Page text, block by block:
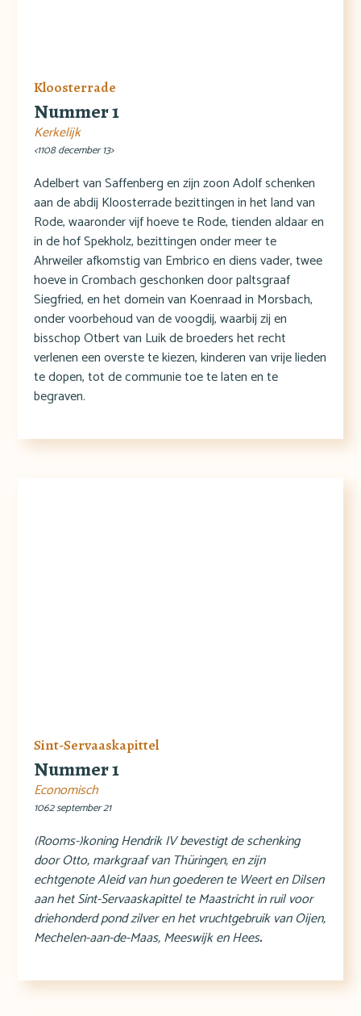
Kloosterrade
Nummer 1
Kerkelijk
<1108 december 13>
Adelbert van Saffenberg en zijn zoon Adolf schenken
aan de abdij Kloosterrade bezittingen in het land van
Rode, waaronder vijf hoeve te Rode, tienden aldaar en
in de hof Spekholz, bezittingen onder meer te
Ahrweiler afkomstig van Embrico en diens vader, twee
hoeve in Crombach geschonken door paltsgraaf
Siegfried, en het domein van Koenraad in Morsbach,
onder voorbehoud van de voogdij, waarbij zij en
bisschop Otbert van Luik de broeders het recht
verlenen een overste te kiezen, kinderen van vrije lieden
te dopen, tot de communie toe te laten en te
begraven.
Sint-Servaaskapittel
Nummer 1
Economisch
1062 september 21
(Rooms-)koning Hendrik IV bevestigt de schenking
door Otto, markgraaf van Thüringen, en zijn
echtgenote Aleid van hun goederen te Weert en Dilsen
aan het Sint-Servaaskapittel te Maastricht in ruil voor
driehonderd pond zilver en het vruchtgebruik van Oijen,
Mechelen-aan-de-Maas, Meeswijk en Hees.